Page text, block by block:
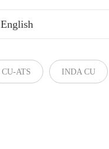
English
CU-ATS INDA CU